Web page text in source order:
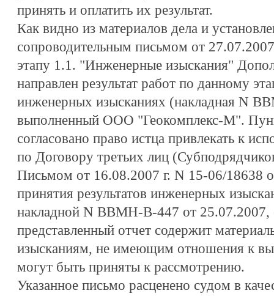
принять и оплатить их результат.
Как видно из материалов дела и
сопроводительным письмом от
этапу 1.1. "Инженерные изыскания"
направлен результат работ по данному
инженерных изысканиях (накладная N
выполненный ООО "Геокомплекс-М".
согласовано право истца привлекать к
по Договору третьих лиц
Письмом от 16.08.2007 г. N 15-06/18638
принятия результатов инженерных
накладной N ВВМН-В-447 от 25.07.2007,
представленный отчет содержит
изысканиям, не имеющим отношения к
могут быть приняты к рассмотрению.
Указанное письмо расценено судом в